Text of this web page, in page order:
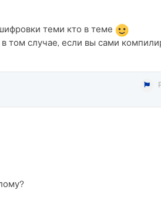
теми кто в теме
том случае, если вы сами